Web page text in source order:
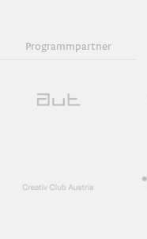
Programmpartner